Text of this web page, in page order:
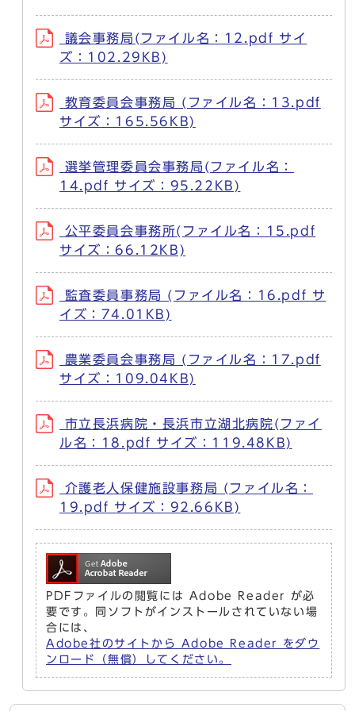
議会事務局(ファイル名：12.pdf サイ
ズ：102.29KB)
教育委員会事務局 (ファイル名：13.pdf
サイズ：165.56KB)
選挙管理委員会事務局(ファイル名：
14.pdf サイズ：95.22KB)
公平委員会事務所(ファイル名：15.pdf
サイズ：66.12KB)
監査委員事務局 (ファイル名：16.pdf サ
イズ：74.01KB)
農業委員会事務局 (ファイル名：17.pdf
サイズ：109.04KB)
市立長浜病院・長浜市立湖北病院(ファイ
ル名：18.pdf サイズ：119.48KB)
介護老人保健施設事務局 (ファイル名：
19.pdf サイズ：92.66KB)
PDFファイルの閲覧には Adobe Reader が必
要です。同ソフトがインストールされていない場
合には、
Adobe社のサイトから Adobe Reader をダウ
ンロード（無償）してください。